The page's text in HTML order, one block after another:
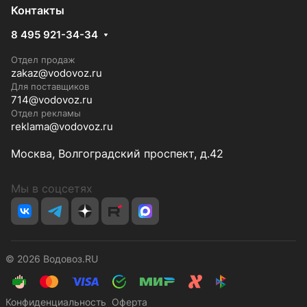
Контакты
8 495 921-34-34
Отдел продаж
zakaz@vodovoz.ru
Для поставщиков
714@vodovoz.ru
Отдел рекламы
reklama@vodovoz.ru
Москва, Волгоградский проспект, д.42
Мы в соцсетях
© 2026 Водовоз.RU
Конфиденциальность Оферта